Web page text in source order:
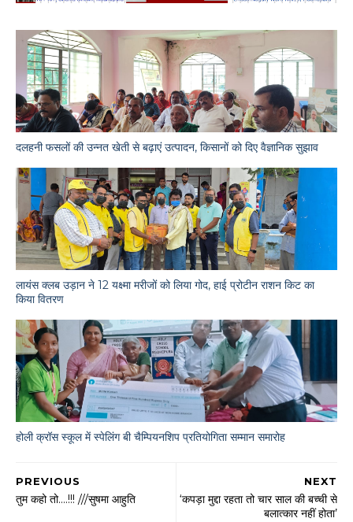
दलहनी फसलों की उन्नत खेती से बढ़ाएं उत्पादन, किसानों को दिए वैज्ञानिक सुझाव
लायंस क्लब उड़ान ने 12 यक्ष्मा मरीजों को लिया गोद, हाई प्रोटीन राशन किट का
किया वितरण
होली क्रॉस स्कूल में स्पेलिंग बी चैम्पियनशिप प्रतियोगिता सम्मान समारोह
NEXT
‘कपड़ा मुद्दा रहता तो चार साल की बच्ची से
बलात्कार नहीं होता’
PREVIOUS
तुम कहो तो....!!! ///सुषमा आहुति